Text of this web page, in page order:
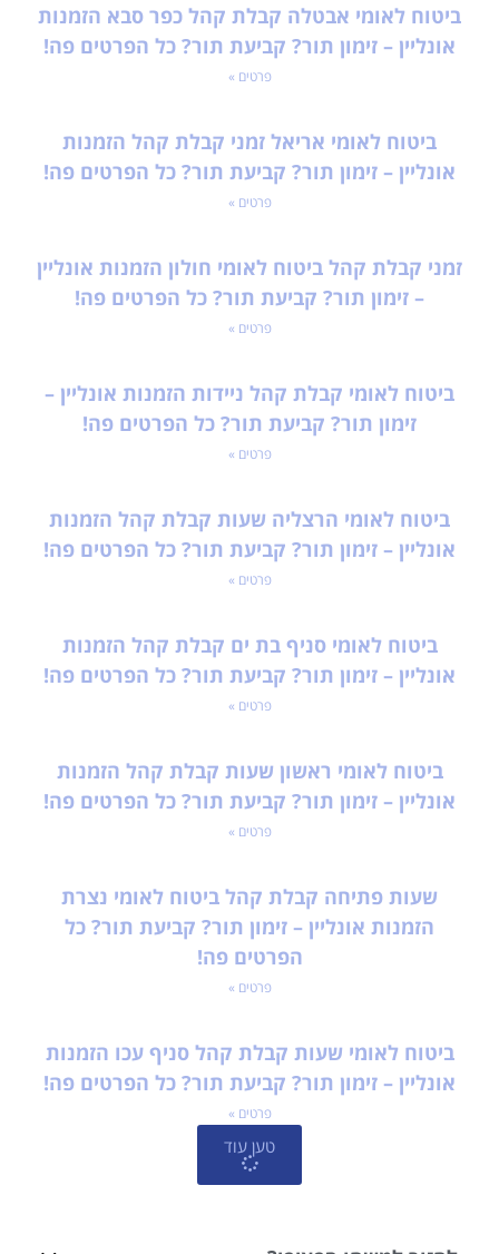
ביטוח לאומי אבטלה קבלת קהל כפר סבא הזמנות
אונליין – זימון תור? קביעת תור? כל הפרטים פה!
פרטים »
ביטוח לאומי אריאל זמני קבלת קהל הזמנות
אונליין – זימון תור? קביעת תור? כל הפרטים פה!
פרטים »
זמני קבלת קהל ביטוח לאומי חולון הזמנות אונליין
– זימון תור? קביעת תור? כל הפרטים פה!
פרטים »
ביטוח לאומי קבלת קהל ניידות הזמנות אונליין –
זימון תור? קביעת תור? כל הפרטים פה!
פרטים »
ביטוח לאומי הרצליה שעות קבלת קהל הזמנות
אונליין – זימון תור? קביעת תור? כל הפרטים פה!
פרטים »
ביטוח לאומי סניף בת ים קבלת קהל הזמנות
אונליין – זימון תור? קביעת תור? כל הפרטים פה!
פרטים »
ביטוח לאומי ראשון שעות קבלת קהל הזמנות
אונליין – זימון תור? קביעת תור? כל הפרטים פה!
פרטים »
שעות פתיחה קבלת קהל ביטוח לאומי נצרת
הזמנות אונליין – זימון תור? קביעת תור? כל
הפרטים פה!
פרטים »
ביטוח לאומי שעות קבלת קהל סניף עכו הזמנות
אונליין – זימון תור? קביעת תור? כל הפרטים פה!
פרטים »
טען עוד